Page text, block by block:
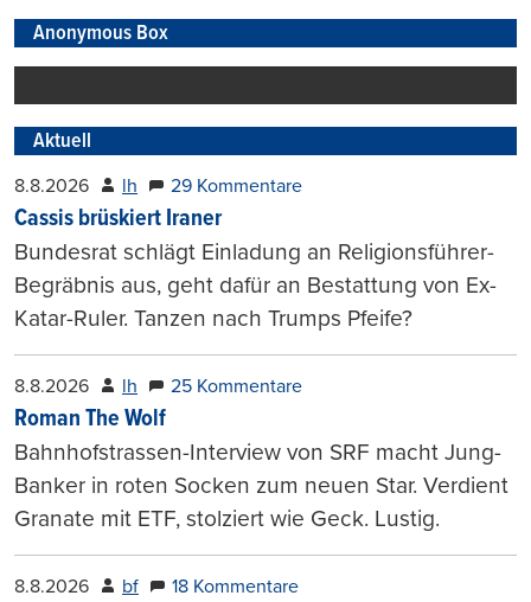
Anonymous Box
Aktuell
8.8.2026 lh 29 Kommentare
Cassis brüskiert Iraner
Bundesrat schlägt Einladung an Religionsführer-
Begräbnis aus, geht dafür an Bestattung von Ex-
Katar-Ruler. Tanzen nach Trumps Pfeife?
8.8.2026 lh 25 Kommentare
Roman The Wolf
Bahnhofstrassen-Interview von SRF macht Jung-
Banker in roten Socken zum neuen Star. Verdient
Granate mit ETF, stolziert wie Geck. Lustig.
8.8.2026 bf 18 Kommentare